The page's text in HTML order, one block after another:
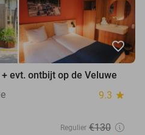
favorite_border
evt. ontbijt op de Veluwe
9.3 star
Regulier €130